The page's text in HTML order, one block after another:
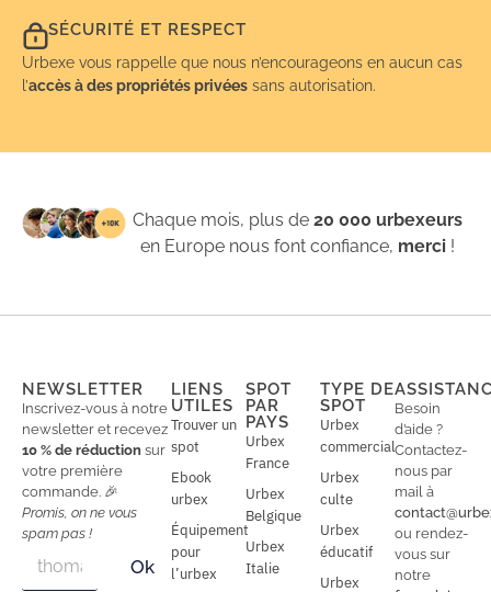
SÉCURITÉ ET RESPECT
Urbexe vous rappelle que nous n’encourageons en aucun cas
l’accès à des propriétés privées sans autorisation.
Chaque mois, plus de20 000 urbexeurs
en Europe nous font confiance, merci !
NEWSLETTER
Inscrivez-vous à notre
newsletter et recevez
10 % de réduction sur
votre première
commande. 🎉
Promis, on ne vous
spam pas !
Ok
LIENS
UTILES
Trouver un
spot
Ebook
urbex
Équipement
pour
l’urbex
SPOT
PAR
PAYS
Urbex
France
Urbex
Belgique
Urbex
Italie
TYPE DE
SPOT
Urbex
commercial
Urbex
culte
Urbex
éducatif
Urbex
Besoin
d’aide ?
Contactez-
nous par
mail à
ou rendez-
vous sur
notre